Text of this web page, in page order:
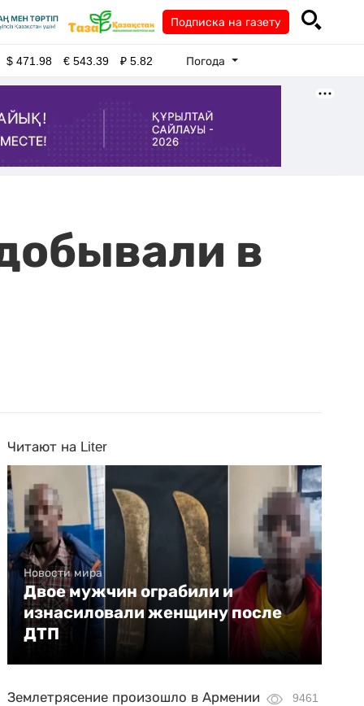
Подписка на газету
$471.98 €543.39 ₽5.82 Погода
в
Читают на Liter
Новости мира
Двое мужчин ограбили и
изнасиловали женщину после
ДТП
Землетрясение произошло в Армении 9461